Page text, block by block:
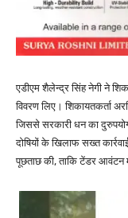
एडीएम शैलेन्द्र सिंह नेगी ने
विवरण लिए। शिकायतकर्ता
जिससे सरकारी धन का
दोषियों के खिलाफ सख्त
पूछताछ की, ताकि टेंडर आवंटन